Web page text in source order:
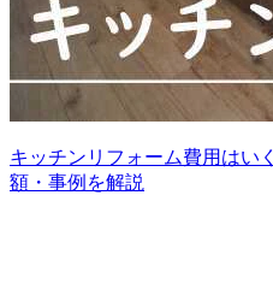
キッチンリフォーム費用はい
額・事例を解説